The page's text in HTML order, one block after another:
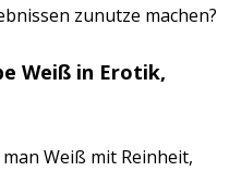
zunutze machen?
Weiß in Erotik,
Weiß mit Reinheit,